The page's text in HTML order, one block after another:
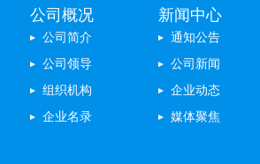
公司概况
公司简介
公司领导
组织机构
企业名录
新闻中心
通知公告
公司新闻
企业动态
媒体聚焦